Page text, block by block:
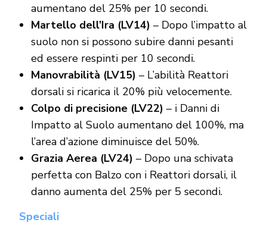
aumentano del 25% per 10 secondi.
Martello dell’Ira (LV14) – Dopo l’impatto al
suolo non si possono subire danni pesanti
ed essere respinti per 10 secondi.
Manovrabilità (LV15) – L’abilità Reattori
dorsali si ricarica il 20% più velocemente.
Colpo di precisione (LV22) – i Danni di
Impatto al Suolo aumentano del 100%, ma
l’area d’azione diminuisce del 50%.
Grazia Aerea (LV24) – Dopo una schivata
perfetta con Balzo con i Reattori dorsali, il
danno aumenta del 25% per 5 secondi.
Speciali